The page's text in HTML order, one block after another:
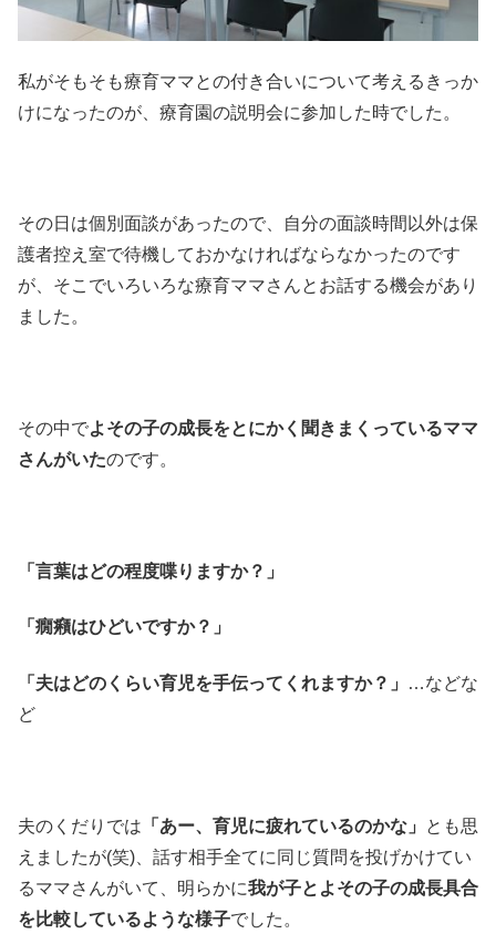
私がそもそも療育ママとの付き合いについて考えるきっか
けになったのが、療育園の説明会に参加した時でした。
その日は個別面談があったので、自分の面談時間以外は保
護者控え室で待機しておかなければならなかったのです
が、そこでいろいろな療育ママさんとお話する機会があり
ました。
その中でよその子の成長をとにかく聞きまくっているママ
さんがいたのです。
「言葉はどの程度喋りますか？」
「癇癪はひどいですか？」
「夫はどのくらい育児を手伝ってくれますか？」
…などな
ど
夫のくだりでは 「あー、育児に疲れているのかな」
とも思
えましたが(笑)、話す相手全てに同じ質問を投げかけてい
るママさんがいて、明らかに我が子とよその子の成長具合
を比較しているような様子でした。